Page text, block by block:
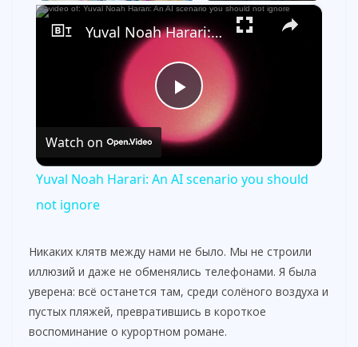
×
P
l
y
V
Yuval Noah Harari: An AI scenario you should not ignore
Watch on
Yuval Noah Harari: An AI scenario you should
not ignore
Никаких клятв между нами не было. Мы не строили
иллюзий и даже не обменялись телефонами. Я была
уверена: всё останется там, среди солёного воздуха и
пустых пляжей, превратившись в короткое
воспоминание о курортном романе.